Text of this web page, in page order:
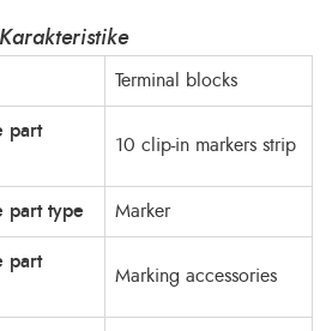
Karakteristike
Terminal blocks
part
10 clip-in markers strip
part type Marker
part
Marking accessories